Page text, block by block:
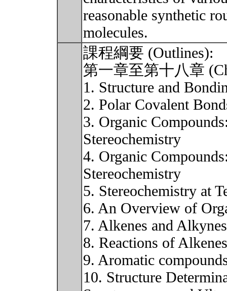
reasonable synthetic
molecules.
課程綱要 (Outlines):
第一章至第十八章
1. Structure and
2. Polar Covalent
3. Organic
Stereochemistry
4. Organic
Stereochemistry
5. Stereochemistry at
6. An Overview of
7. Alkenes and Alkynes
8. Reactions of
9. Aromatic
10. Structure